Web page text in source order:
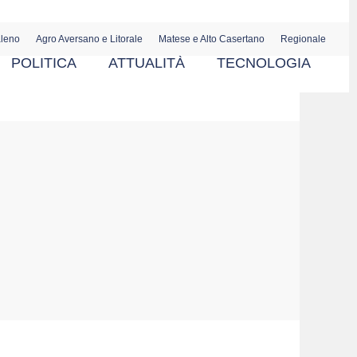
Agro Aversano e Litorale Matese e Alto Casertano Regionale
POLITICA ATTUALITÀ TECNOLOGIA